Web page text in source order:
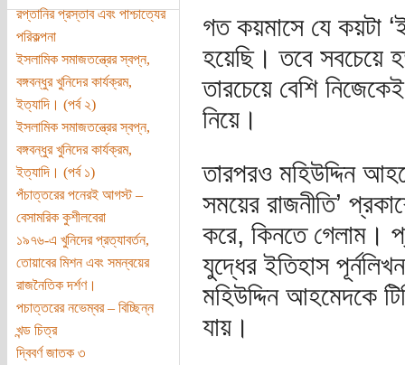
রপ্তানির প্রস্তাব এবং পাশ্চাত্যের
পরিকল্পনা
ইসলামিক সমাজতন্ত্রের স্বপ্ন,
বঙ্গবন্ধুর খুনিদের কার্যক্রম,
ইত্যাদি। (পর্ব ২)
ইসলামিক সমাজতন্ত্রের স্বপ্ন,
বঙ্গবন্ধুর খুনিদের কার্যক্রম,
ইত্যাদি। (পর্ব ১)
পঁচাত্তরের পনেরই আগস্ট –
বেসামরিক কুশীলবেরা
১৯৭৬-এ খুনিদের প্রত্যাবর্তন,
তোয়াবের মিশন এবং সমন্বয়ের
রাজনৈতিক দর্শণ।
পচাত্তরের নভেম্বর – বিচ্ছিন্ন
খন্ড চিত্র
দ্বিবর্ণ জাতক ৩
গত কয়মাসে যে কয়টা
হয়েছি। তবে সবচেয়ে
তারচেয়ে বেশি
নিয়ে।
তারপরও মহিউদ্দিন
সময়ের রাজনীতি’
করে, কিনতে গেলাম।
যুদ্ধের ইতিহাস
মহিউদ্দিন আহমেদকে
যায়।